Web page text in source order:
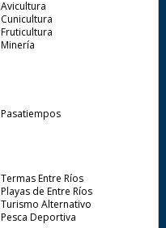
Avicultura
Cunicultura
Fruticultura
Minería
Pasatiempos
Termas Entre Ríos
Playas de Entre Ríos
Turismo Alternativo
Pesca Deportiva